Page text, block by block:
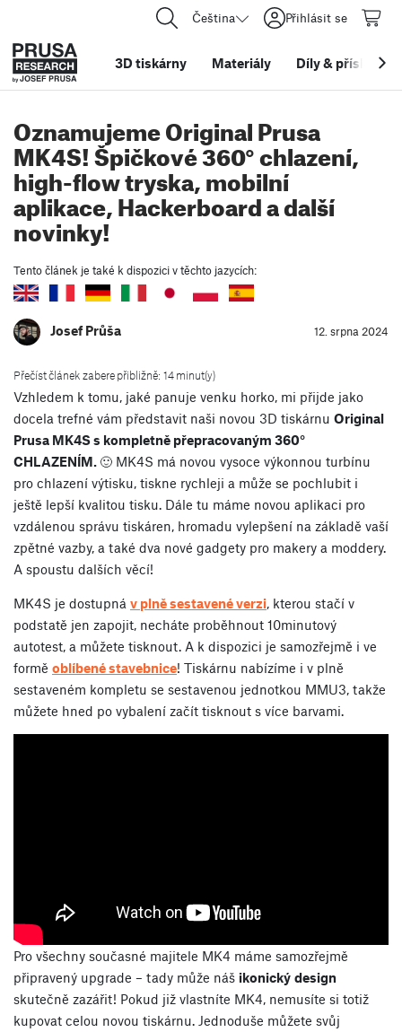
Čeština Přihlásit se
3D tiskárny Materiály Díly&
Oznamujeme Original Prusa
MK4S! Špičkové 360° chlazení,
high-flow tryska, mobilní
aplikace, Hackerboard a další
novinky!
Tento článek je také k dispozici v těchto jazycích:
Josef Průša 12. srpna 2024
Přečíst článek zabere přibližně: 14 minut(y)
Vzhledem k tomu, jaké panuje venku horko, mi přijde jako
docela trefné vám představit naši novou 3D tiskárnu Original
Prusa MK4Ss kompletně přepracovaným 360°
CHLAZENÍM.🙂 MK4S má novou vysoce výkonnou turbínu
pro chlazení výtisku, tiskne rychleji a může se pochlubit i
ještě lepší kvalitou tisku. Dále tu máme novou aplikaci pro
vzdálenou správu tiskáren, hromadu vylepšení na základě vaší
zpětné vazby, a také dva nové gadgety pro makery a moddery.
A spoustu dalších věcí!
MK4S je dostupná v plně sestavené verzi, kterou stačí v
podstatě jen zapojit, necháte proběhnout 10minutový
autotest, a můžete tisknout. A k dispozici je samozřejmě i ve
formě oblíbené stavebnice! Tiskárnu nabízíme i v plně
sestaveném kompletu se sestavenou jednotkou MMU3, takže
můžete hned po vybalení začít tisknout s více barvami.
Pro všechny současné majitele MK4 máme samozřejmě
připravený upgrade – tady může náš ikonický design
skutečně zazářit! Pokud již vlastníte MK4, nemusíte si totiž
kupovat celou novou tiskárnu. Jednoduše můžete svůj